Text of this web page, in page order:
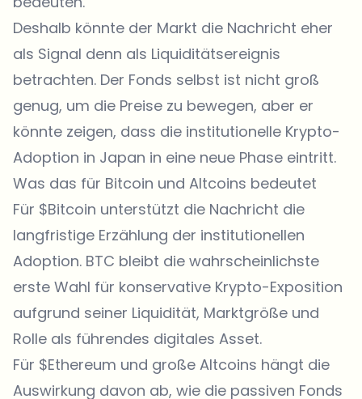
Deshalb könnte der Markt die Nachricht eher
als Signal denn als Liquiditätsereignis
betrachten. Der Fonds selbst ist nicht groß
genug, um die Preise zu bewegen, aber er
könnte zeigen, dass die institutionelle Krypto-
Adoption in Japan in eine neue Phase eintritt.
Was das für Bitcoin und Altcoins bedeutet
Für $Bitcoin unterstützt die Nachricht die
langfristige Erzählung der institutionellen
Adoption. BTC bleibt die wahrscheinlichste
erste Wahl für konservative Krypto-Exposition
aufgrund seiner Liquidität, Marktgröße und
Rolle als führendes digitales Asset.
Für $Ethereum und große Altcoins hängt die
Auswirkung davon ab, wie die passiven Fonds